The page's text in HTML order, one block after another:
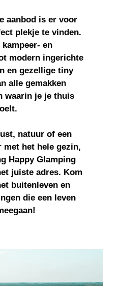
aanbod is er voor
plekje te vinden.
kampeer- en
modern ingerichte
en gezellige tiny
alle gemakken
waarin je je thuis
natuur of een
het hele gezin,
Happy Glamping
juiste adres. Kom
buitenleven en
die een leven